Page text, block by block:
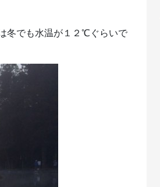
冬でも水温が１２℃ぐらいで